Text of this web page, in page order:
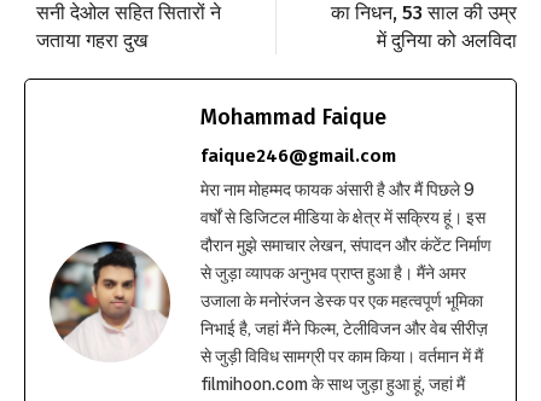
सनी देओल सहित सितारों ने
जताया गहरा दुख
का निधन, 53 साल की उम्र
में दुनिया को अलविदा
Mohammad Faique
faique246@gmail.com
मेरा नाम मोहम्मद फायक अंसारी है और मैं पिछले 9
वर्षों से डिजिटल मीडिया के क्षेत्र में सक्रिय हूं। इस
दौरान मुझे समाचार लेखन, संपादन और कंटेंट निर्माण
से जुड़ा व्यापक अनुभव प्राप्त हुआ है। मैंने अमर
उजाला के मनोरंजन डेस्क पर एक महत्वपूर्ण भूमिका
निभाई है, जहां मैंने फिल्म, टेलीविजन और वेब सीरीज़
से जुड़ी विविध सामग्री पर काम किया। वर्तमान में मैं
filmihoon.com के साथ जुड़ा हुआ हूं, जहां मैं